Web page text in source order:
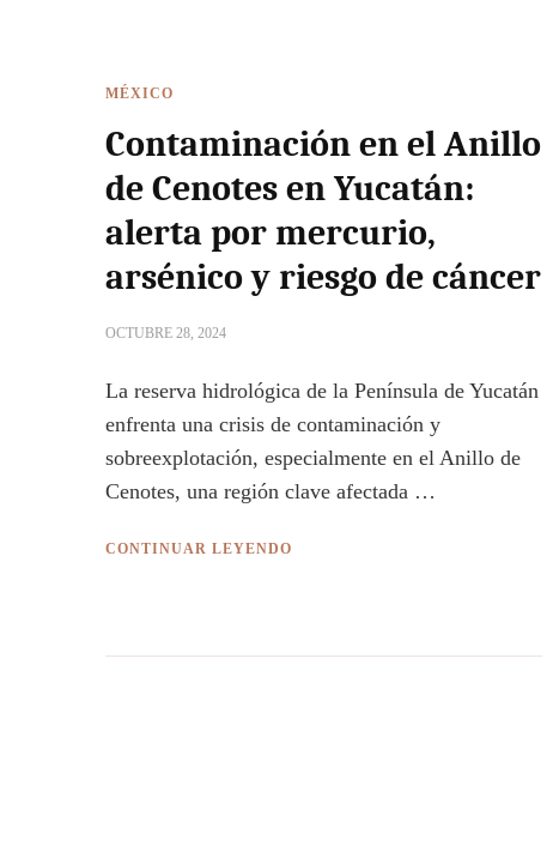
MÉXICO
Contaminación en el Anillo
de Cenotes en Yucatán:
alerta por mercurio,
arsénico y riesgo de cáncer
OCTUBRE 28, 2024
La reserva hidrológica de la Península de Yucatán
enfrenta una crisis de contaminación y
sobreexplotación, especialmente en el Anillo de
Cenotes, una región clave afectada …
CONTINUAR LEYENDO